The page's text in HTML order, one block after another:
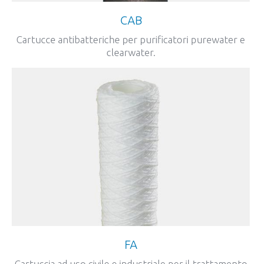
CAB
Cartucce antibatteriche per purificatori purewater e
clearwater.
FA